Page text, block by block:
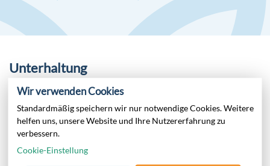
Unterhaltung
Das Grecotel LUXME White bietet Ihnen Erwachsenen-,
Shows und Live-Band/Musik organisiert.
Wir verwenden Cookies
Standardmäßig speichern wir nur notwendige Cookies. Weitere
helfen uns, unsere Website und Ihre Nutzererfahrung zu
verbessern.
Cookie-Einstellung